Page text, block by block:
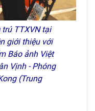
TTXVN tại
giới thiệu với
Báo ảnh Việt
Vịnh - Phóng
(Trung